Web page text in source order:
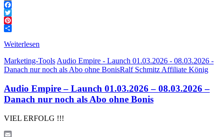
Email
Facebook
Twitter
Pinterest
Weiterlesen
Marketing-Tools Audio Empire - Launch 01.03.2026 - 08.03.2026 -
Danach nur noch als Abo ohne BonisRalf Schmitz Affiliate König
Audio Empire – Launch 01.03.2026 – 08.03.2026 –
Danach nur noch als Abo ohne Bonis
VIEL ERFOLG !!!